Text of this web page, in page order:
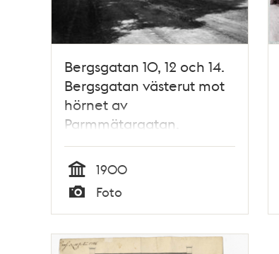
Bergsgatan 10, 12 och 14.
Bergsgatan västerut mot
hörnet av
Parmmätargatan.
Nuvarande kv. Opalen
Tid
1900
Typ
Foto